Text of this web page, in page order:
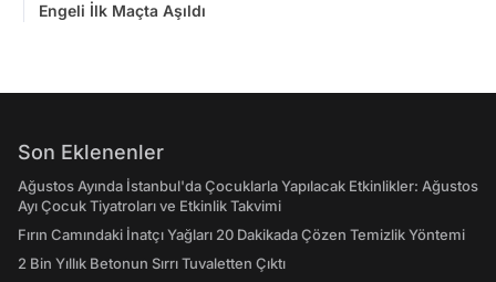
Engeli İlk Maçta Aşıldı
Son Eklenenler
Ağustos Ayında İstanbul'da Çocuklarla Yapılacak Etkinlikler: Ağustos
Ayı Çocuk Tiyatroları ve Etkinlik Takvimi
Fırın Camındaki İnatçı Yağları 20 Dakikada Çözen Temizlik Yöntemi
2 Bin Yıllık Betonun Sırrı Tuvaletten Çıktı